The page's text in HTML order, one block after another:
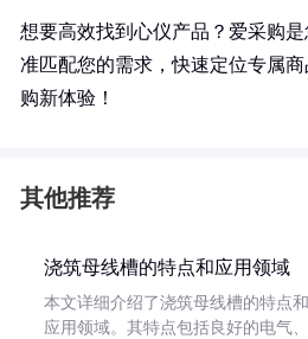
想要高效找到心仪产品？爱采购
准匹配您的需求，快速定位专属
购新体验！
其他推荐
浇筑母线槽的特点和应用领域
本文详细介绍了浇筑母线槽的特点和
应用领域。其特点包括良好的电气、